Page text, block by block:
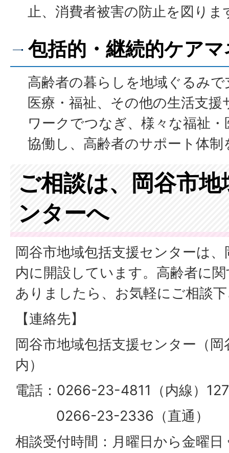
止、消費者被害の防止を図りま
包括的・継続的ケア
高齢者の暮らしを地域ぐるみ
医療・福祉、その他の生活支
ワークでつなぎ、様々な福祉
協働し、高齢者のサポート体
ご相談は、岡谷市
ンターへ
岡谷市地域包括支援センターは
内に開設しています。高齢者に
ありましたら、お気軽にご相談
【連絡先】
岡谷市地域包括支援センター（
内）
電話：0266-23-4811（内線）
0266-23-2336（直通）
相談受付時間：月曜日から金曜